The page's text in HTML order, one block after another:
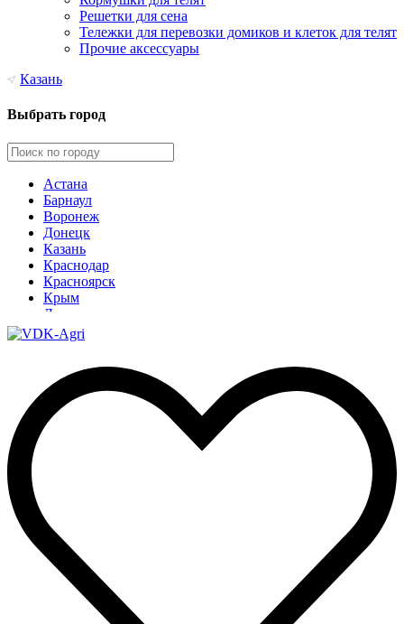
Решетки для сена
Тележки для перевозки домиков и клеток для телят
Прочие аксессуары
Казань
Выбрать город
Астана
Барнаул
Воронеж
Донецк
Казань
Краснодар
Красноярск
Крым
Луганск
Москва
Нижний Новгород
Омск
Павлодар
Ростов
Ростов-на-Дону
Узбекистан
Ульяновск
Ярославль